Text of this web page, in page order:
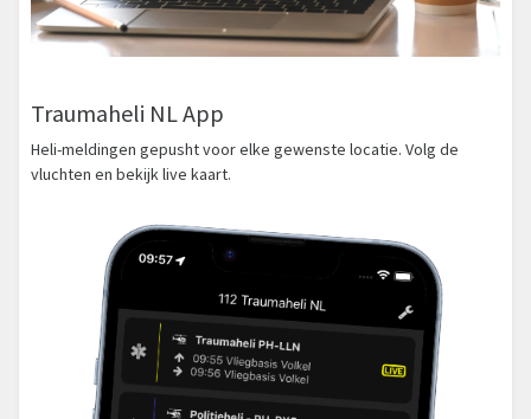
Traumaheli NL App
Heli-meldingen gepusht voor elke gewenste locatie. Volg de
vluchten en bekijk live kaart.